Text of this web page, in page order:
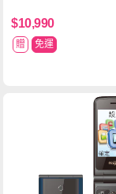
$10,990
贈 免運